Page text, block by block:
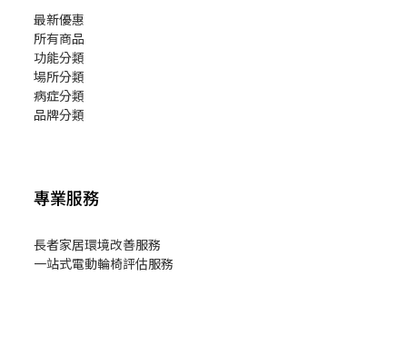
最新優惠
所有商品
功能分類
場所分類
病症分類
品牌分類
專業服務
長者家居環境改善服務
一站式電動輪椅評估服務